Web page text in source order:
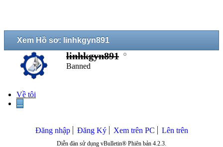
Xem Hồ sơ: linhkgyn891
linhkgyn891
Banned
Về tôi
...
Đăng nhập Đăng Ký Xem trên PC Lên trên
Diễn đàn sử dụng vBulletin® Phiên bản 4.2.3.